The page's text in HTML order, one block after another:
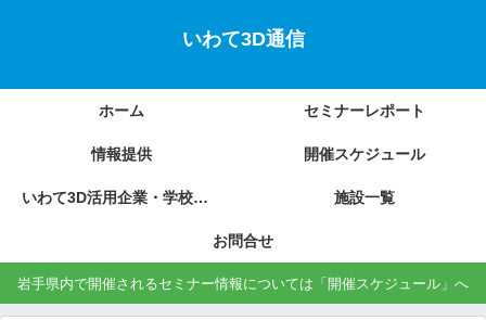
いわて3D通信
ホーム セミナーレポート
情報提供 開催スケジュール
いわて3D活用企業・学校の紹介 施設一覧
お問合せ
岩手県内で開催されるセミナー情報については「開催スケジュール」へ